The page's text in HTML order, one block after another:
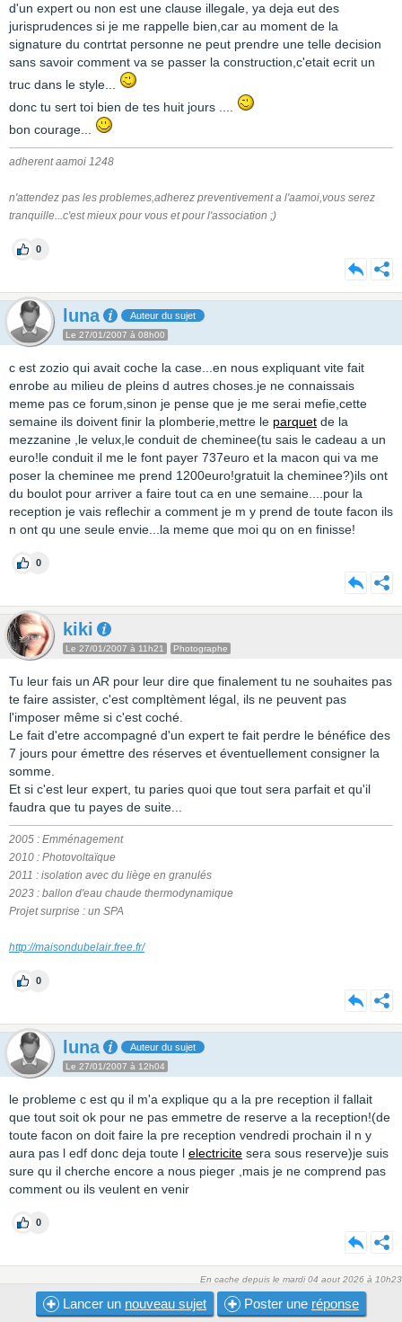
d'un expert ou non est une clause illegale, ya deja eut des
jurisprudences si je me rappelle bien,car au moment de la
signature du contrtat personne ne peut prendre une telle decision
sans savoir comment va se passer la construction,c'etait ecrit un
truc dans le style...
donc tu sert toi bien de tes huit jours ....
bon courage...
adherent aamoi 1248
n'attendez pas les problemes,adherez preventivement a l'aamoi,vous serez
tranquille...c'est mieux pour vous et pour l'association ;)
0
luna Auteur du sujet
Le 27/01/2007 à 08h00
c est zozio qui avait coche la case...en nous expliquant vite fait
enrobe au milieu de pleins d autres choses.je ne connaissais
meme pas ce forum,sinon je pense que je me serai mefie,cette
semaine ils doivent finir la plomberie,mettre le parquet de la
mezzanine ,le velux,le conduit de cheminee(tu sais le cadeau a un
euro!le conduit il me le font payer 737euro et la macon qui va me
poser la cheminee me prend 1200euro!gratuit la cheminee?)ils ont
du boulot pour arriver a faire tout ca en une semaine....pour la
reception je vais reflechir a comment je m y prend de toute facon ils
n ont qu une seule envie...la meme que moi qu on en finisse!
0
kiki
Le 27/01/2007 à 11h21 Photographe
Tu leur fais un AR pour leur dire que finalement tu ne souhaites pas
te faire assister, c'est compltèment légal, ils ne peuvent pas
l'imposer même si c'est coché.
Le fait d'etre accompagné d'un expert te fait perdre le bénéfice des
7 jours pour émettre des réserves et éventuellement consigner la
somme.
Et si c'est leur expert, tu paries quoi que tout sera parfait et qu'il
faudra que tu payes de suite...
2005 : Emménagement
2010 : Photovoltaïque
2011 : isolation avec du liège en granulés
2023 : ballon d'eau chaude thermodynamique
Projet surprise : un SPA
http://maisondubelair.free.fr/
0
luna Auteur du sujet
Le 27/01/2007 à 12h04
le probleme c est qu il m'a explique qu a la pre reception il fallait
que tout soit ok pour ne pas emmetre de reserve a la reception!(de
toute facon on doit faire la pre reception vendredi prochain il n y
aura pas l edf donc deja toute l electricite sera sous reserve)je suis
sure qu il cherche encore a nous pieger ,mais je ne comprend pas
comment ou ils veulent en venir
0
En cache depuis le mardi 04 aout 2026 à 10h23
Lancer un nouveau sujet Poster une réponse